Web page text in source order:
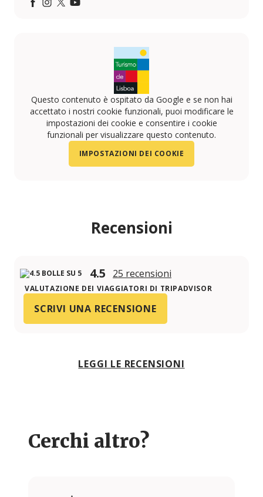
Questo contenuto è ospitato da Google e se non hai
accettato i nostri cookie funzionali, puoi modificare le
impostazioni dei cookie e consentire i cookie
funzionali per visualizzare questo contenuto.
IMPOSTAZIONI DEI COOKIE
Recensioni
4.5 25 recensioni
VALUTAZIONE DEI VIAGGIATORI DI TRIPADVISOR
SCRIVI UNA RECENSIONE
LEGGI LE RECENSIONI
Cerchi altro?